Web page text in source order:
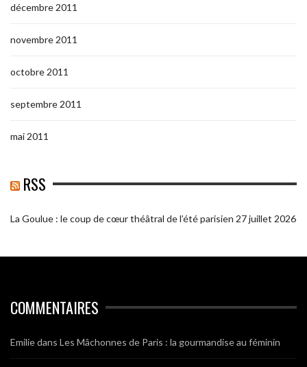
décembre 2011
novembre 2011
octobre 2011
septembre 2011
mai 2011
RSS
La Goulue : le coup de cœur théâtral de l’été parisien 27 juillet 2026
COMMENTAIRES
Emiliedans Les Mâchonnes de Paris : la gourmandise au féminin